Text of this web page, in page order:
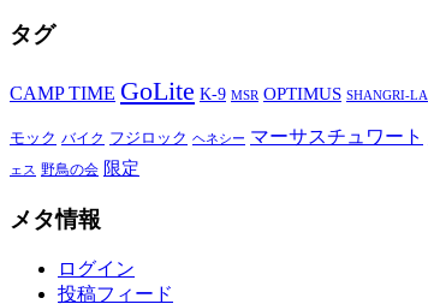
タグ
CAMP TIME GoLite K-9 MSR OPTIMUS SHANGRI-LA
モック バイク フジロック ヘネシー マーサスチュワート
ェス 野鳥の会 限定
メタ情報
ログイン
投稿フィード